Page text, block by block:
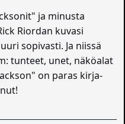
ja minusta
Riordan kuvasi
sopivasti. Ja niissä
tunteet, unet, näköalat
on paras kirja-